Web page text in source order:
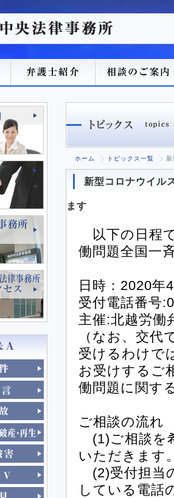
ホーム トピックス一覧
新型コロナウイル
ます
以下の日程
働問題全国一
日時：2020
受付電話番号
主催:北越労働
（なお、交
受けるわけで
お受けするご
働問題に関す
ご相談の流れ
(1)ご相談を
いただきます
(2)受付担当
している電話